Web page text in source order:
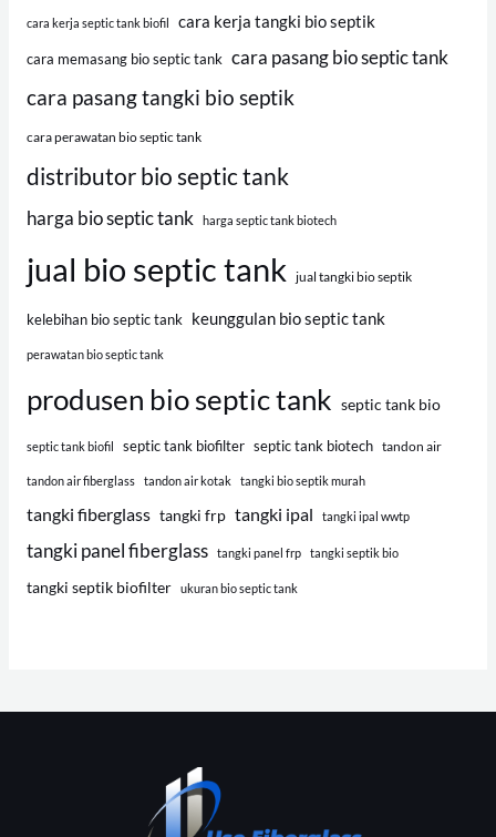
cara kerja septic tank biofil cara kerja tangki bio septik
cara memasang bio septic tank cara pasang bio septic tank
cara pasang tangki bio septik
cara perawatan bio septic tank
distributor bio septic tank
harga bio septic tank harga septic tank biotech
jual bio septic tank jual tangki bio septik
kelebihan bio septic tank keunggulan bio septic tank
perawatan bio septic tank
produsen bio septic tank septic tank bio
septic tank biofil septic tank biofilter septic tank biotech tandon air
tandon air fiberglass tandon air kotak tangki bio septik murah
tangki fiberglass tangki frp tangki ipal tangki ipal wwtp
tangki panel fiberglass tangki panel frp tangki septik bio
tangki septik biofilter ukuran bio septic tank